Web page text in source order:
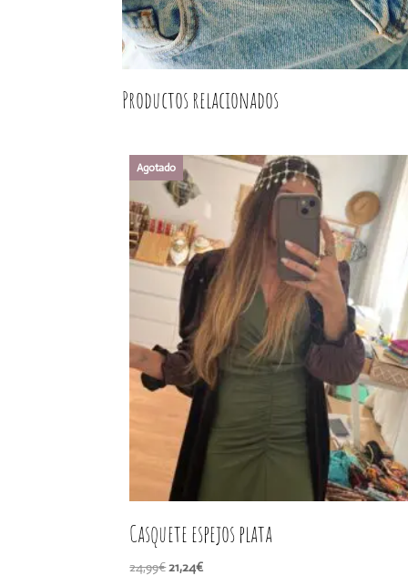
Productos relacionados
Casquete espejos plata
24,99€El
21,24€El